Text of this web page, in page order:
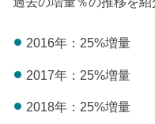
2016年：25%増量
2017年：25%増量
2018年：25%増量